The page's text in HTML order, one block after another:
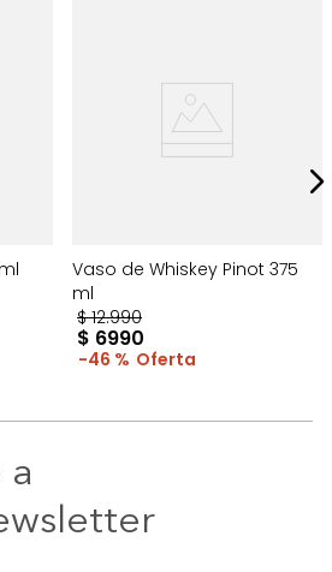
Vaso de Whiskey Pinot 375
ml
$ 12.990
$ 6990
46 %
a